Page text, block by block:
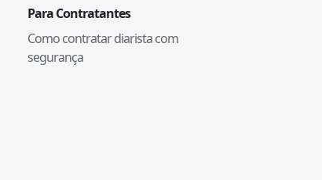
Para Contratantes
Como contratar diarista com
segurança